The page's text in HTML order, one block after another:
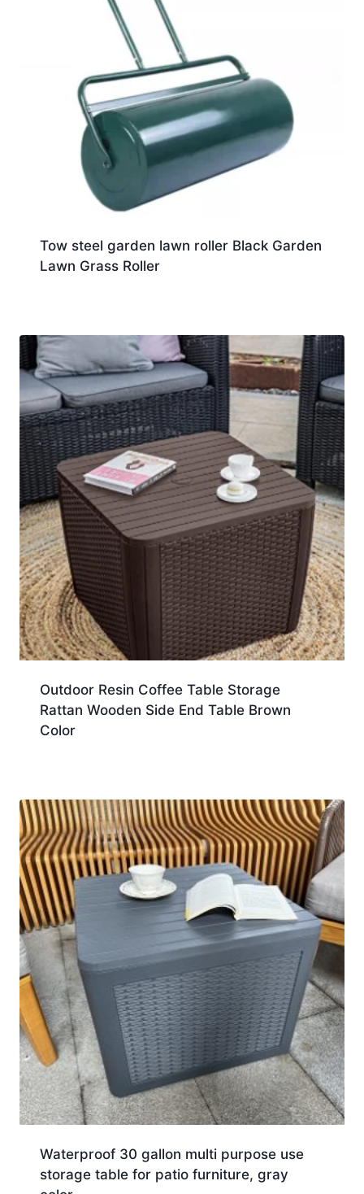
Tow steel garden lawn roller Black Garden
Lawn Grass Roller
Outdoor Resin Coffee Table Storage
Rattan Wooden Side End Table Brown
Color
Waterproof 30 gallon multi purpose use
storage table for patio furniture, gray